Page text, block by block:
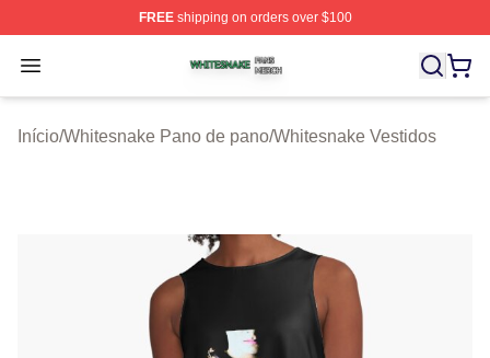
FREEshipping on orders over $100
Open menu
Whitesnake Shop ⚡️ Officially Licensed Whitesnake
Início/Whitesnake Pano de pano/Whitesnake Vestidos